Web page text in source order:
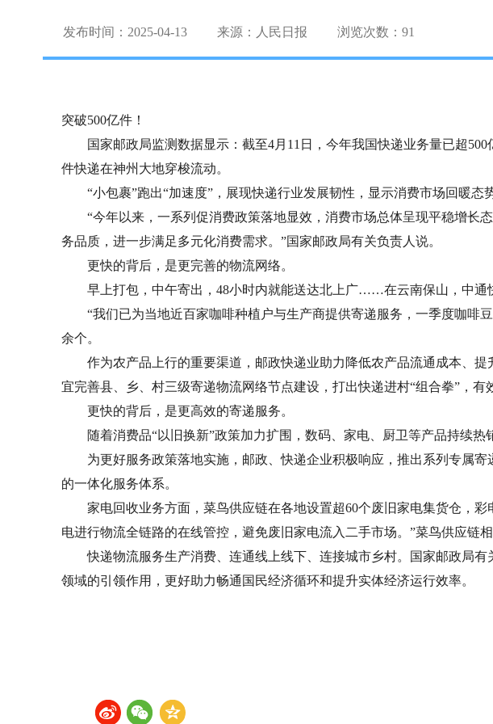
发布时间：2025-04-13 来源：人民日报 浏览次数： 91
突破500亿件！
国家邮政局监测数据显示：截至4月11日，今年我国快递业务量已超500
件快递在神州大地穿梭流动。
“小包裹”跑出“加速度”，展现快递行业发展韧性，显示消费市场回暖态势
“今年以来，一系列促消费政策落地显效，消费市场总体呈现平稳增长
务品质，进一步满足多元化消费需求。”国家邮政局有关负责人说。
更快的背后，是更完善的物流网络。
早上打包，中午寄出，48小时内就能送达北上广……在云南保山，中通快
“我们已为当地近百家咖啡种植户与生产商提供寄递服务，一季度咖啡
余个。
作为农产品上行的重要渠道，邮政快递业助力降低农产品流通成本、提
宜完善县、乡、村三级寄递物流网络节点建设，打出快递进村“组合拳”，有
更快的背后，是更高效的寄递服务。
随着消费品“以旧换新”政策加力扩围，数码、家电、厨卫等产品持续热
为更好服务政策落地实施，邮政、快递企业积极响应，推出系列专属寄
的一体化服务体系。
家电回收业务方面，菜鸟供应链在各地设置超60个废旧家电集货仓，彩
电进行物流全链路的在线管控，避免废旧家电流入二手市场。”菜鸟供应链相
快递物流服务生产消费、连通线上线下、连接城市乡村。国家邮政局有
领域的引领作用，更好助力畅通国民经济循环和提升实体经济运行效率。